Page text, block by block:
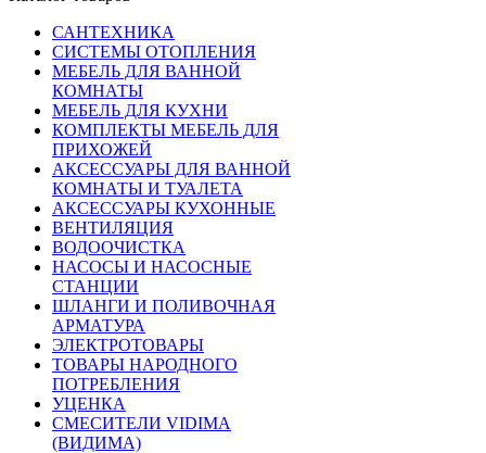
САНТЕХНИКА
СИСТЕМЫ ОТОПЛЕНИЯ
МЕБЕЛЬ ДЛЯ ВАННОЙ
КОМНАТЫ
МЕБЕЛЬ ДЛЯ КУХНИ
КОМПЛЕКТЫ МЕБЕЛЬ ДЛЯ
ПРИХОЖЕЙ
АКСЕССУАРЫ ДЛЯ ВАННОЙ
КОМНАТЫ И ТУАЛЕТА
АКСЕССУАРЫ КУХОННЫЕ
ВЕНТИЛЯЦИЯ
ВОДООЧИСТКА
НАСОСЫ И НАСОСНЫЕ
СТАНЦИИ
ШЛАНГИ И ПОЛИВОЧНАЯ
АРМАТУРА
ЭЛЕКТРОТОВАРЫ
ТОВАРЫ НАРОДНОГО
ПОТРЕБЛЕНИЯ
УЦЕНКА
СМЕСИТЕЛИ VIDIMA
(ВИДИМА)